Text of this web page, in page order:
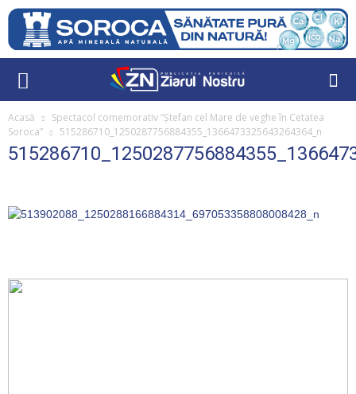
Acasă
Spectacol comemorativ ”Ștefan cel Mare de veghe în Cetatea
Soroca”
515286710_1250287756884355_1366473325643264364_n